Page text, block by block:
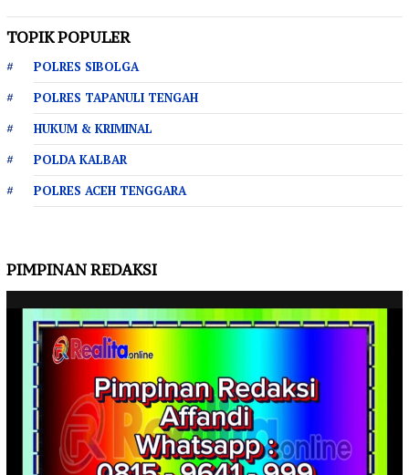
TOPIK POPULER
POLRES SIBOLGA
POLRES TAPANULI TENGAH
HUKUM & KRIMINAL
POLDA KALBAR
POLRES ACEH TENGGARA
PIMPINAN REDAKSI